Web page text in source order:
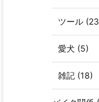
ツール
愛犬 (5)
雑記 (18)